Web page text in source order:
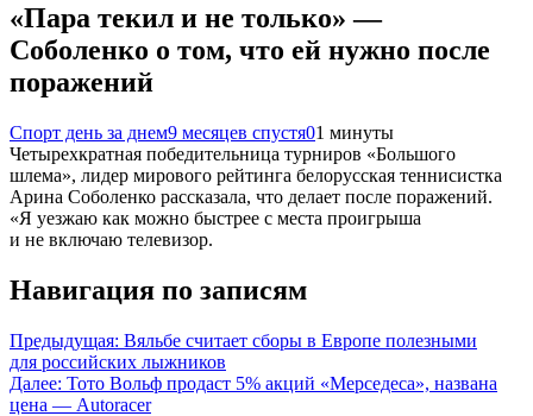
«Пара текил и не только» —
Соболенко о том, что ей нужно после
поражений
Спорт день за днем9 месяцев спустя01 минуты
Четырехкратная победительница турниров «Большого
шлема», лидер мирового рейтинга белорусская теннисистка
Арина Соболенко рассказала, что делает после поражений.
«Я уезжаю как можно быстрее с места проигрыша
и не включаю телевизор.
Навигация по записям
Предыдущая: Вяльбе считает сборы в Европе полезными
для российских лыжников
Далее: Тото Вольф продаст 5% акций «Мерседеса», названа
цена — Autoracer